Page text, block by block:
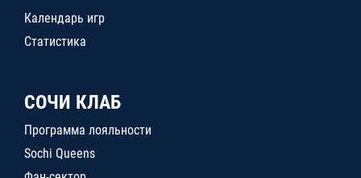
Календарь игр
Статистика
СОЧИ КЛАБ
Программа лояльности
Sochi Queens